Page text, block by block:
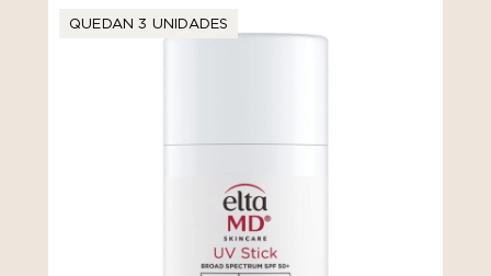
QUEDAN 3 UNIDADES